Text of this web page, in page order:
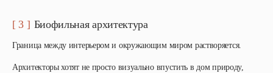
[ 3 ] Биофильная архитектура
Граница между интерьером и окружающим миром растворяется.
Архитекторы хотят не просто визуально впустить в дом природу,